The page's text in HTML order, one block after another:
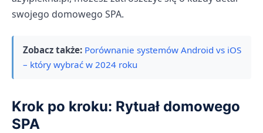
swojego domowego SPA.
Zobacz także: Porównanie systemów Android vs iOS
– który wybrać w 2024 roku
Krok po kroku: Rytuał domowego
SPA